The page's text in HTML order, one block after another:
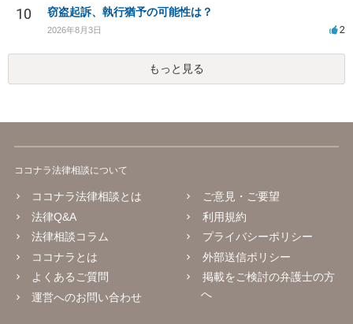
10 窃盗起訴、執行猶予の可能性は？
2026年8月3日 2
もっと見る
ココナラ法律相談について
ココナラ法律相談とは
法律Q&A
法律相談コラム
ココナラとは
よくあるご質問
運営へのお問い合わせ
ご意見・ご要望
利用規約
プライバシーポリシー
外部送信ポリシー
掲載をご検討の弁護士の方
へ